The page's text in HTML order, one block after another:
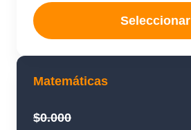
Seleccionar
Matemáticas
$0.000